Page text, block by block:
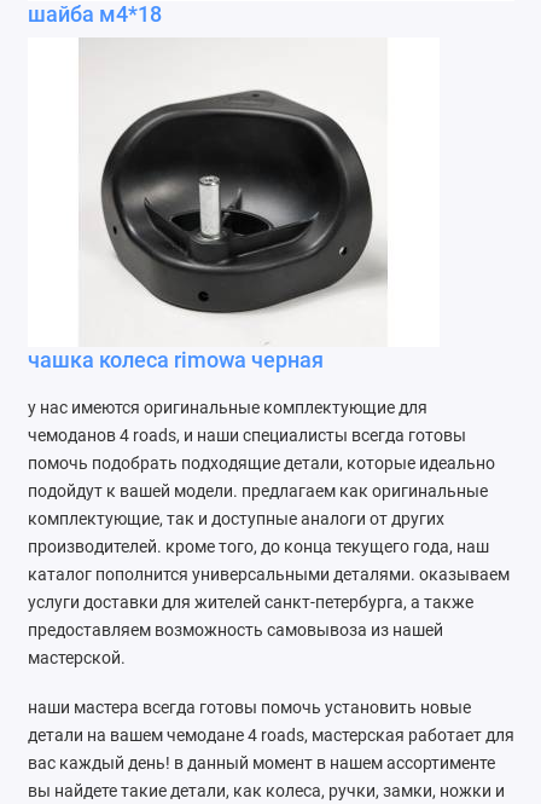
шайба м4*18
чашка колеса rimowa черная
у нас имеются оригинальные комплектующие для
чемоданов 4 roads, и наши специалисты всегда готовы
помочь подобрать подходящие детали, которые идеально
подойдут к вашей модели. предлагаем как оригинальные
комплектующие, так и доступные аналоги от других
производителей. кроме того, до конца текущего года, наш
каталог пополнится универсальными деталями. оказываем
услуги доставки для жителей санкт-петербурга, а также
предоставляем возможность самовывоза из нашей
мастерской.
наши мастера всегда готовы помочь установить новые
детали на вашем чемодане 4 roads, мастерская работает для
вас каждый день! в данный момент в нашем ассортименте
вы найдете такие детали, как колеса, ручки, замки, ножки и